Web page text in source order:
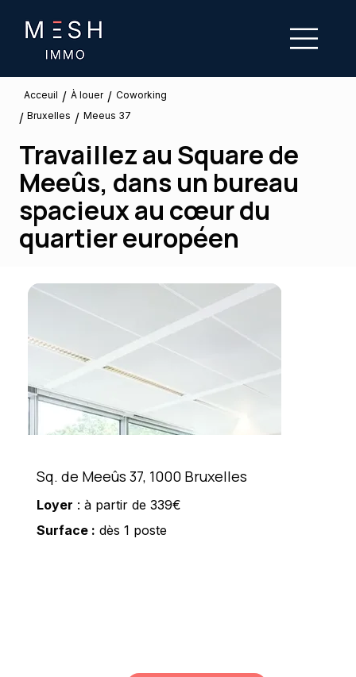
Acceuil / À louer / Coworking
/ Bruxelles / Meeus 37
Travaillez au Square de
Meeûs, dans un bureau
spacieux au cœur du
quartier européen
Sq. de Meeûs 37, 1000 Bruxelles
Loyer : à partir de 339€
Surface : dès 1 poste